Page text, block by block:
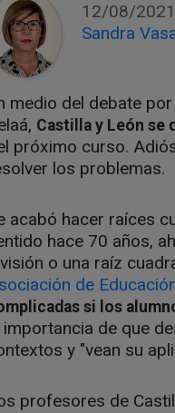
12/08/2021
Sandra
medio del debate
Castilla y León se
próximo curso.
los problemas.
acabó hacer raíces
hace 70 años,
o una raíz
de
si los
importancia de que
y "vean su
profesores de